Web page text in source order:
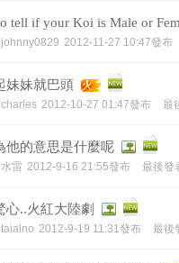
tell if your Koi is Male or
johnny0829 2012-11-27 10:47發布
妹妹就巴頭
charles 2012-10-27 01:47發布 最
他的意思是什麼呢
水雷 2012-9-16 21:55發布 最後發
心..火紅大陸劇
taialno 2012-9-19 11:31發布 最後